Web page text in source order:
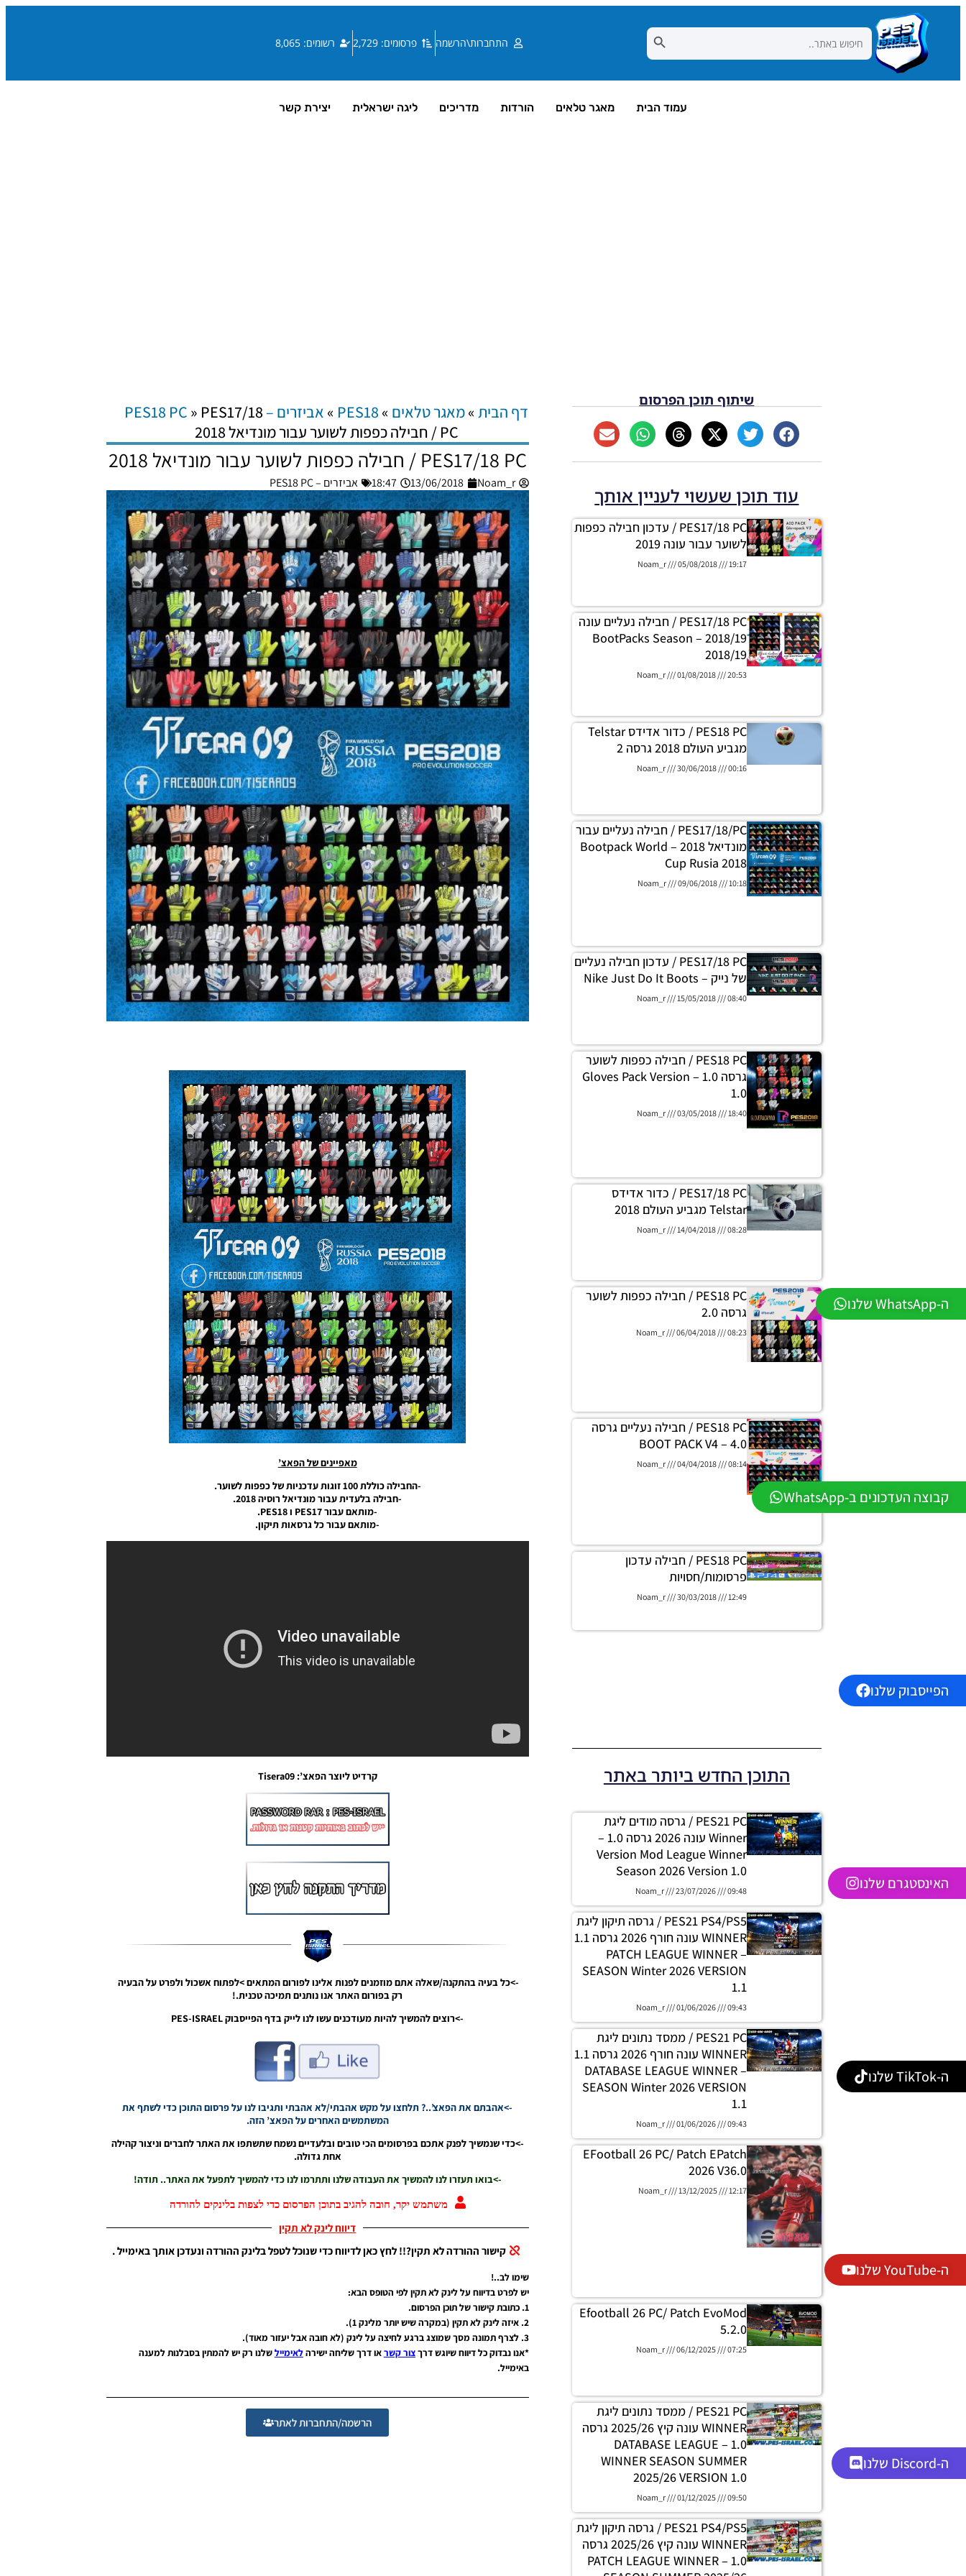
התחברות\הרשמה פרסומים: 2,729 רשומים: 8,065
Search
for:
Search Button
עמוד הבית מאגר טלאים הורדות מדריכים ליגה ישראלית יצירת קשר
ה-WhatsApp שלנו
קבוצה העדכונים ב-WhatsApp
הפייסבוק שלנו
האינסטגרם שלנו
ה-TikTok שלנו
ה-YouTube שלנו
ה-Discord שלנו
דף הבית»מאגר טלאים »
PES18
» אביזרים – PES18 PC » PES17/18
PC / חבילה כפפות לשוער עבור מונדיאל 2018
PES17/18 PC / חבילה כפפות לשוער עבור מונדיאל 2018
Noam_r
13/06/2018
18:47 אביזרים – PES18 PC
מאפיינים של הפאצ’
-החבילה כוללת 100 זוגות עדכניות של כפפות לשוער.
-חבילה בלעדית עבור מונדיאל רוסיה 2018.
-מותאם עבור PES17 ו PES18.
-מותאם עבור כל גרסאות תיקון.
קרדיט ליוצר הפאצ’: Tisera09
->כל בעיה בהתקנה/שאלה אתם מוזמנים לפנות אלינו לפורום המתאים >לפתוח אשכול ולפרט על הבעיה
רק בפורום האתר אנו נותנים תמיכה טכנית.!
->רוצים להמשיך להיות מעודכנים עשו לנו לייק בדף הפייסבוק PES-ISRAEL
->אהבתם את הפאצ’..? תלחצו על מקש אהבתי/לא אהבתי ותגיבו לנו על פרסום התוכן כדי לשתף את
המשתמשים האחרים על הפאצ’ הזה.
->כדי שנמשיך לפנק אתכם בפרסומים הכי טובים ובלעדיים נשמח שתשתפו את האתר לחברים וניצור קהילה
אחת גדולה.
->בואו תעזרו לנו להמשיך את העבודה שלנו ותתרמו לנו כדי להמשיך לתפעל את האתר.. תודה!
משתמש יקר, חובה להגיב בתוכן הפרסום כדי לצפות בלינקים להורדה
דיווח לינק לא תקין
קישור ההורדה לא תקין?!! לחץ כאן לדיווח כדי שנוכל לטפל בלינק ההורדה ונעדכן אותך באימייל .
שימו לב..!
יש לפרט בדיווח על לינק לא תקין לפי הטופס הבא:
1. כתובת קישור של תוכן הפרסום.
2. איזה לינק לא תקין (במקרה שיש יותר מלינק 1).
3. לצרף תמונה מסך שמוצג ברגע לחיצה על לינק (לא חובה אבל יעזור מאוד).
*אנו נבדוק כל דיווח שיוגש דרךצור קשראו דרך שליחה ישירהלאימיילשלנו רק יש להמתין בסבלנות למענה
באימייל.
הרשמה/התחברות לאתר
שיתוף תוכן הפרסום
עוד תוכן שעשוי לעניין אותך
PES17/18 PC / עדכון חבילה כפפות
לשוער עבור עונה 2019
Noam_r 05/08/2018 19:17
PES17/18 PC / חבילה נעליים עונה
2018/19 – BootPacks Season
2018/19
Noam_r 01/08/2018 20:53
PES18 PC / כדור אדידס Telstar
מגביע העולם 2018 גרסה 2
Noam_r 30/06/2018 00:16
PES17/18/PC / חבילה נעליים עבור
מונדיאל 2018 – Bootpack World
Cup Rusia 2018
Noam_r 09/06/2018 10:18
PES17/18 PC / עדכון חבילה נעליים
של נייק – Nike Just Do It Boots
Noam_r 15/05/2018 08:40
PES18 PC / חבילה כפפות לשוער
גרסה 1.0 – Gloves Pack Version
1.0
Noam_r 03/05/2018 18:40
PES17/18 PC / כדור אדידס
Telstar מגביע העולם 2018
Noam_r 14/04/2018 08:28
PES18 PC / חבילה כפפות לשוער
גרסה 2.0
Noam_r 06/04/2018 08:23
PES18 PC / חבילה נעליים גרסה
4.0 – BOOT PACK V4
Noam_r 04/04/2018 08:14
PES18 PC / חבילה עדכון
פרסומות/חסויות
Noam_r 30/03/2018 12:49
התוכן החדש ביותר באתר
PES21 PC / גרסה מודים ליגת
Winner עונה 2026 גרסה 1.0 –
Version Mod League Winner
Season 2026 Version 1.0
Noam_r 23/07/2026 09:48
PES21 PS4/PS5 / גרסה תיקון ליגת
WINNER עונה חורף 2026 גרסה 1.1
– PATCH LEAGUE WINNER
SEASON Winter 2026 VERSION
1.1
Noam_r 01/06/2026 09:43
PES21 PC / ממסד נתונים ליגת
WINNER עונה חורף 2026 גרסה 1.1
– DATABASE LEAGUE WINNER
SEASON Winter 2026 VERSION
1.1
Noam_r 01/06/2026 09:43
EFootball 26 PC/ Patch EPatch
2026 V36.0
Noam_r 13/12/2025 12:17
Efootball 26 PC/ Patch EvoMod
5.2.0
Noam_r 06/12/2025 07:25
PES21 PC / ממסד נתונים ליגת
WINNER עונה קיץ 2025/26 גרסה
1.0 – DATABASE LEAGUE
WINNER SEASON SUMMER
2025/26 VERSION 1.0
Noam_r 01/12/2025 09:50
PES21 PS4/PS5 / גרסה תיקון ליגת
WINNER עונה קיץ 2025/26 גרסה
1.0 – PATCH LEAGUE WINNER